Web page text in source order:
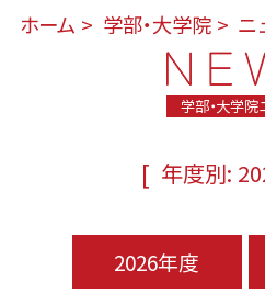
ホーム 学部・大学院 ニ
学部・大学院
[ 年度別:
2026年度